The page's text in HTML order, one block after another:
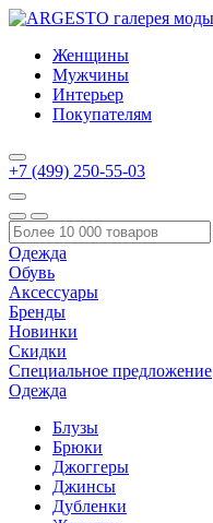
Женщины
Мужчины
Интерьер
Покупателям
+7 (499) 250-55-03
Одежда
Обувь
Аксессуары
Бренды
Новинки
Скидки
Специальное предложение
Одежда
Блузы
Брюки
Джоггеры
Джинсы
Дубленки